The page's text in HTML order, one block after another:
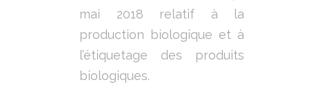
mai 2018 relatif à la
production biologique et à
l’étiquetage des produits
biologiques.